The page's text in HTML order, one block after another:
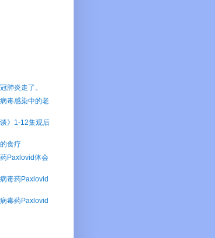
肺炎走了。
毒感染中的老
谈》1-12集观后
食疗
Paxlovid体会
毒药Paxlovid
毒药Paxlovid